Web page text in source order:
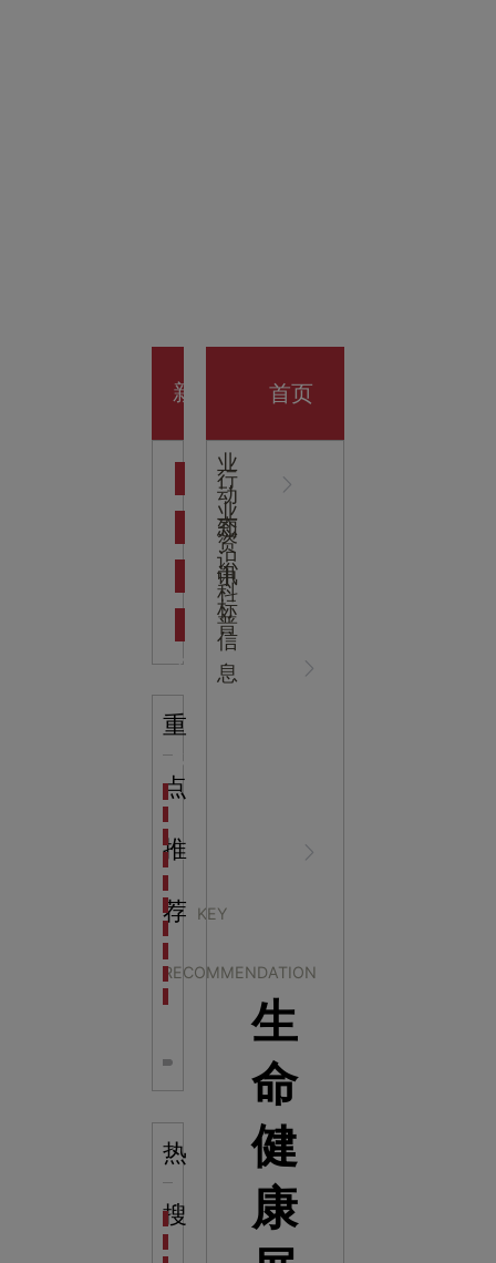
开业大
吉
新
心
NEWS
CENTER
业
动
态
行
业
资
讯
知
识
科
普
中
标
信
息
重
点
推
荐 KEY
RECOMMENDATION
海洋馆设计建设方案：展示内容和互动体验设计
非遗文化展厅设计要点：展厅布局策展技巧和创新元
航空航天科技馆设计思路：如何设计促进公众的兴趣
目前科技馆的展示内容主要包含哪些几个方面？
全息体验馆设计：打造身临其境的奇妙世界
热
搜科学梦成功中标公主岭市科技馆新馆项目
首页
生
命
健
康